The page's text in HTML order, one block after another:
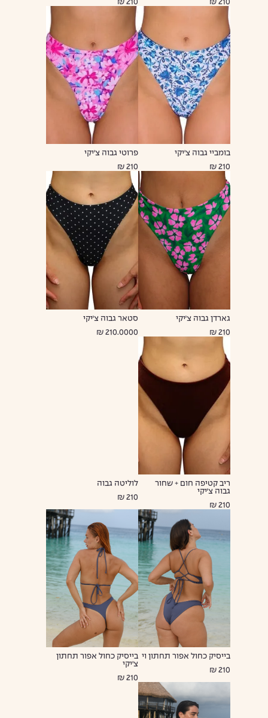
210 ₪
210 ₪
בומביי גבוה צ'יקי
210 ₪
פרוטי גבוה צ'יקי
210 ₪
גארדן גבוה צ׳יקי
210 ₪
סטאר גבוה צ׳יקי
210.0000 ₪
ריב קטיפה חום + שחור
גבוה צ׳יקי
210 ₪
לוליטה גבוה
210 ₪
בייסיק כחול אפור תחתון וי
210 ₪
בייסיק כחול אפור תחתון
צ'יקי
210 ₪